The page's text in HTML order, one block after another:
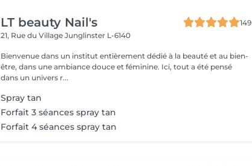
LT beauty Nail's
149
21, Rue du VillageJunglinster L-6140
Bienvenue dans un institut entièrement dédié à la beauté et au bien-
être, dans une ambiance douce et féminine. Ici, tout a été pensé
dans un univers r...
Spray tan
Forfait 3 séances spray tan
Forfait 4 séances spray tan